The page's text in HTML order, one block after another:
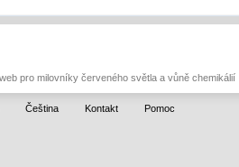
pro milovníky červeného světla a vůně chemikálií
Čeština Kontakt Pomoc